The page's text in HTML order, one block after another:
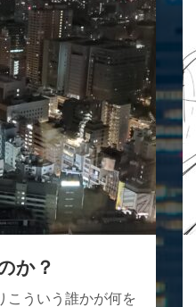
か？
こういう誰かが何を